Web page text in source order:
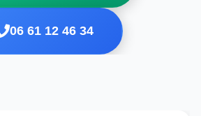
06 61 12 46 34